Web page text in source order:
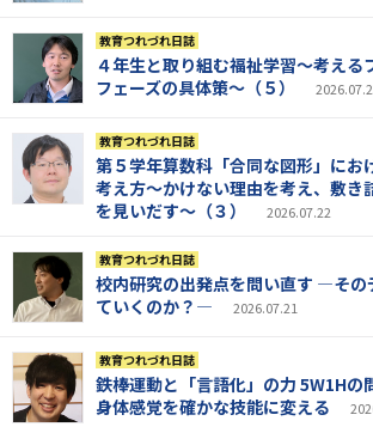
教育つれづれ日誌
４年生と取り組む福祉学習～考える
フェーズの具体策～（５）
教育つれづれ日誌
第５学年算数科「合同な図形」にお
考え方～かけない理由を考え、敷き
を見いだす～（３）
2026.07.22
教育つれづれ日誌
校内研究の出発点を問い直す ―その
ていくのか？―
2026.07.21
教育つれづれ日誌
鉄棒運動と「言語化」の力 5W1Hの
身体感覚を確かな技能に変える